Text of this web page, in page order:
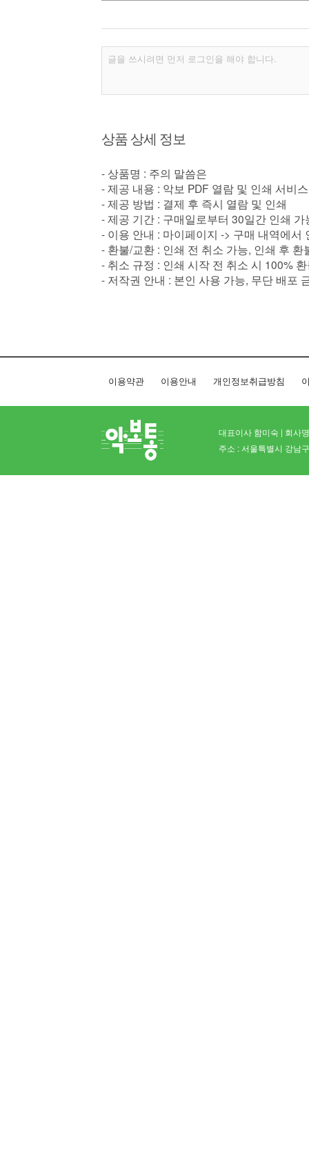
상품 상세 정보
- 상품명 : 주의 말씀은
- 제공 내용 : 악보 PDF 열람 및 인쇄 서비스
- 제공 방법 : 결제 후 즉시 열람 및 인쇄
- 제공 기간 : 구매일로부터 30일간 인쇄
- 이용 안내 : 마이페이지 -> 구매 내역에서
- 환불/교환 : 인쇄 전 취소 가능, 인쇄 후 환
- 취소 규정 : 인쇄 시작 전 취소 시 100%
- 저작권 안내 : 본인 사용 가능, 무단 배포
이용약관 이용안내 개인정보취급방침
대표이사 함미숙 | 회사
주소 : 서울특별시 강남